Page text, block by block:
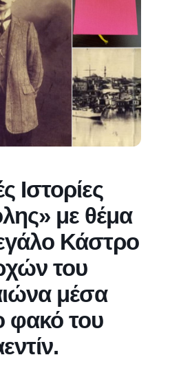
Ιστορίες
με θέμα
Κάστρο
του
μέσα
φακό του